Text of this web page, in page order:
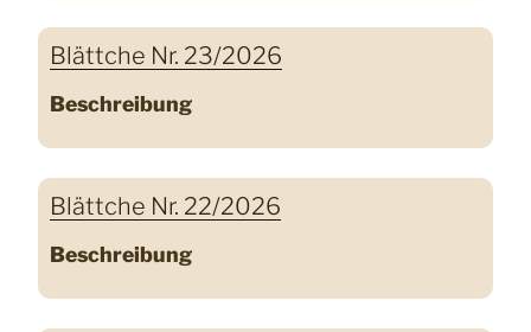
Blättche Nr. 23/2026
Beschreibung
Blättche Nr. 22/2026
Beschreibung